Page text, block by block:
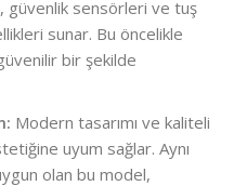
güvenlik sensörleri ve tuş
sunar. Bu öncelikle
bir şekilde
Modern tasarımı ve kaliteli
uyum sağlar. Aynı
olan bu model,